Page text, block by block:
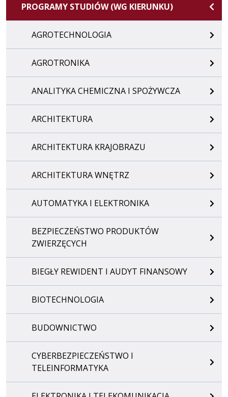
PROGRAMY STUDIÓW (WG KIERUNKU)
AGROTECHNOLOGIA
AGROTRONIKA
ANALITYKA CHEMICZNA I SPOŻYWCZA
ARCHITEKTURA
ARCHITEKTURA KRAJOBRAZU
ARCHITEKTURA WNĘTRZ
AUTOMATYKA I ELEKTRONIKA
BEZPIECZEŃSTWO PRODUKTÓW
ZWIERZĘCYCH
BIEGŁY REWIDENT I AUDYT FINANSOWY
BIOTECHNOLOGIA
BUDOWNICTWO
CYBERBEZPIECZEŃSTWO I
TELEINFORMATYKA